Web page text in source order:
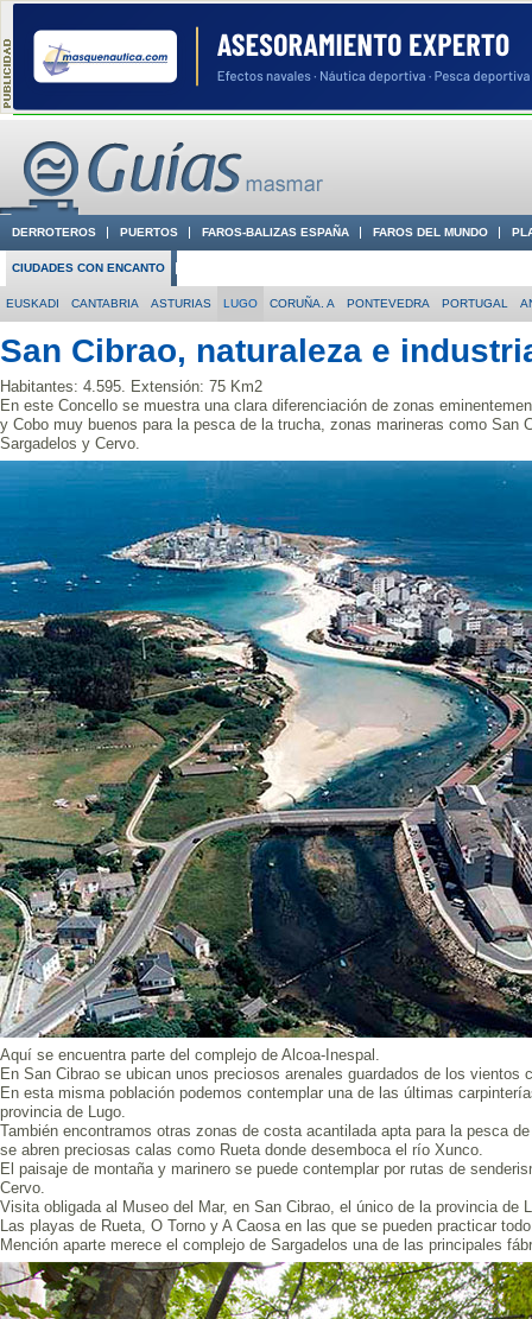
DERROTEROS PUERTOS FAROS-BALIZAS ESPAÑA FAROS DEL MUNDO
CIUDADES CON ENCANTO
EUSKADI CANTABRIA ASTURIAS LUGO CORUÑA. A PONTEVEDRA PORTUGAL
San Cibrao, naturaleza e
Habitantes: 4.595. Extensión: 75 Km2
En este Concello se muestra una clara diferenciación de zonas
y Cobo muy buenos para la pesca de la trucha, zonas marineras como San
Sargadelos y Cervo.
Aquí se encuentra parte del complejo de Alcoa-Inespal.
En San Cibrao se ubican unos preciosos arenales guardados de los vientos
En esta misma población podemos contemplar una de las últimas
provincia de Lugo.
También encontramos otras zonas de costa acantilada apta para la pesca
se abren preciosas calas como Rueta donde desemboca el río Xunco.
El paisaje de montaña y marinero se puede contemplar por rutas de
Cervo.
Visita obligada al Museo del Mar, en San Cibrao, el único de la provincia de
Las playas de Rueta, O Torno y A Caosa en las que se pueden practicar
Mención aparte merece el complejo de Sargadelos una de las principales